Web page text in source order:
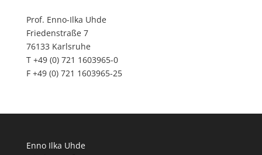
Prof. Enno-Ilka Uhde
Friedenstraße 7
76133 Karlsruhe
T +49 (0) 721 1603965-0
F +49 (0) 721 1603965-25
Enno Ilka Uhde